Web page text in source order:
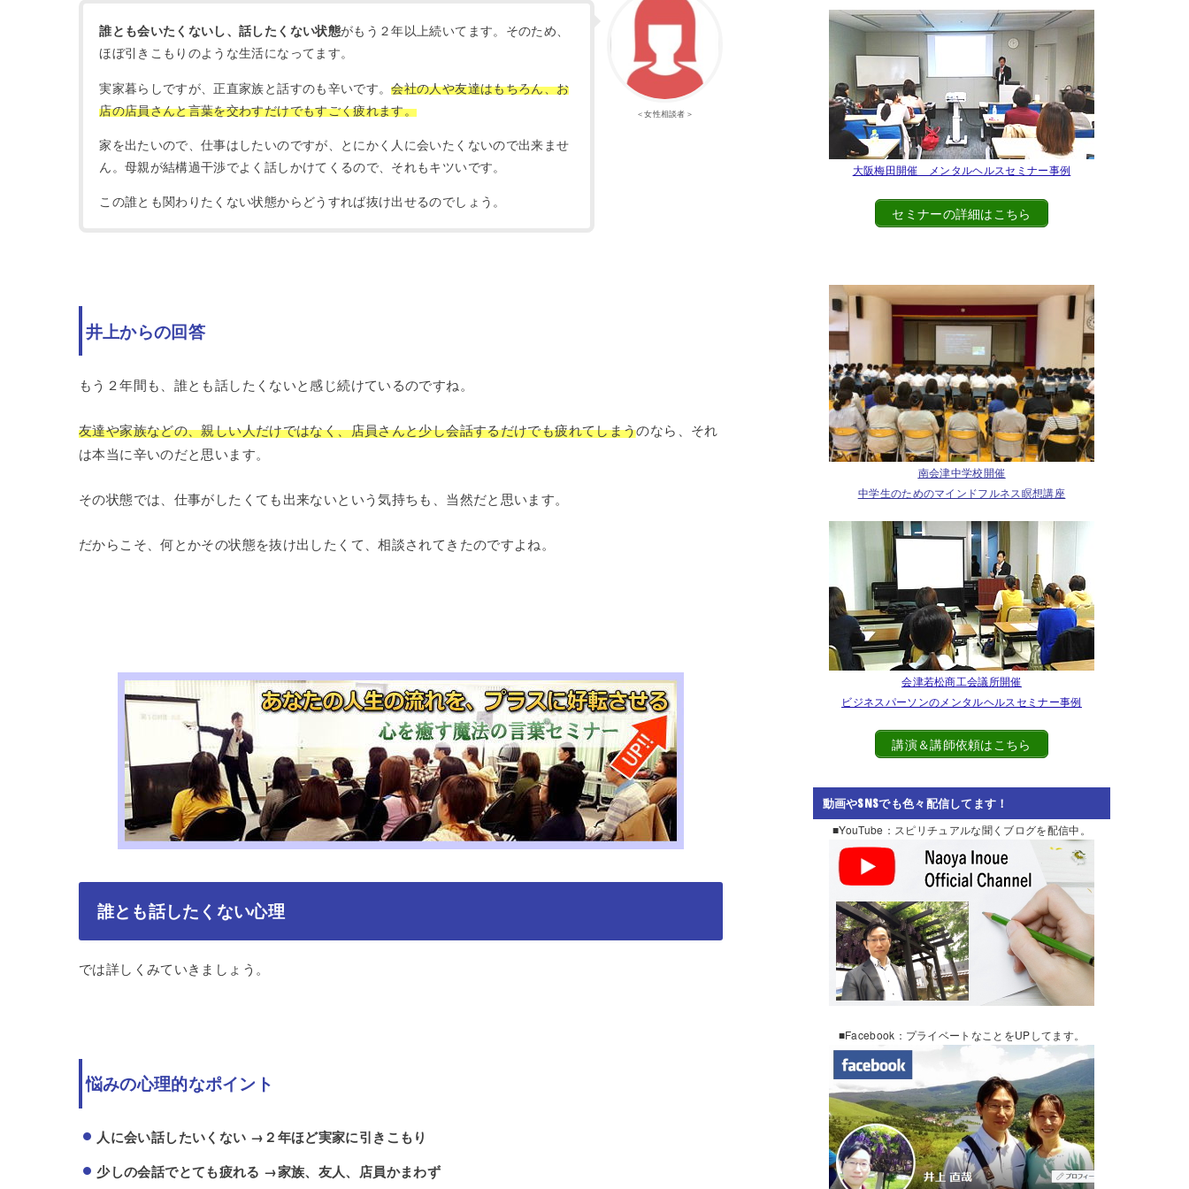
＜女性相談者＞
誰とも会いたくないし、話したくない状態がもう２年以上続いてます。そのため、
ほぼ引きこもりのような生活になってます。
実家暮らしですが、正直家族と話すのも辛いです。会社の人や友達はもちろん、お
店の店員さんと言葉を交わすだけでもすごく疲れます。
家を出たいので、仕事はしたいのですが、とにかく人に会いたくないので出来ませ
ん。母親が結構過干渉でよく話しかけてくるので、それもキツいです。
この誰とも関わりたくない状態からどうすれば抜け出せるのでしょう。
井上からの回答
もう２年間も、誰とも話したくないと感じ続けているのですね。
友達や家族などの、親しい人だけではなく、店員さんと少し会話するだけでも疲れてしまうのなら、それ
は本当に辛いのだと思います。
その状態では、仕事がしたくても出来ないという気持ちも、当然だと思います。
だからこそ、何とかその状態を抜け出したくて、相談されてきたのですよね。
誰とも話したくない心理
では詳しくみていきましょう。
悩みの心理的なポイント
人に会い話したいくない →２年ほど実家に引きこもり
少しの会話でとても疲れる →家族、友人、店員かまわず
大阪梅田開催 メンタルヘルスセミナー事例
セミナーの詳細はこちら
南会津中学校開催
中学生のためのマインドフルネス瞑想講座
会津若松商工会議所開催
ビジネスパーソンのメンタルヘルスセミナー事例
講演＆講師依頼はこちら
動画やSNSでも色々配信してます！
■YouTube：スピリチュアルな聞くブログを配信中。
■Facebook：プライベートなことをUPしてます。